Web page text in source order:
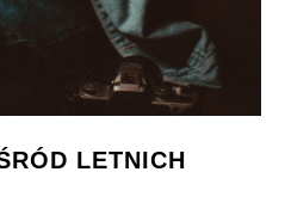
LETNICH